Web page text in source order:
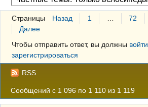
Страницы Назад 1 72
Далее
Чтобы отправить ответ, вы должны войти
зарегистрироваться
RSS
Сообщений с 1 096 по 1 110 из 1 119